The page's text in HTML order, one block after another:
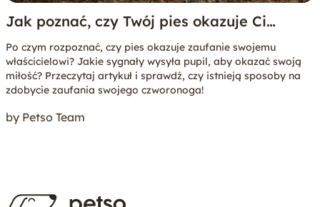
Jak poznać, czy Twój pies okazuje Ci
zaufanie?
Po czym rozpoznać, czy pies okazuje zaufanie swojemu
właścicielowi? Jakie sygnały wysyła pupil, aby okazać swoją
miłość? Przeczytaj artykuł i sprawdź, czy istnieją sposoby na
zdobycie zaufania swojego czworonoga!
by Petso Team